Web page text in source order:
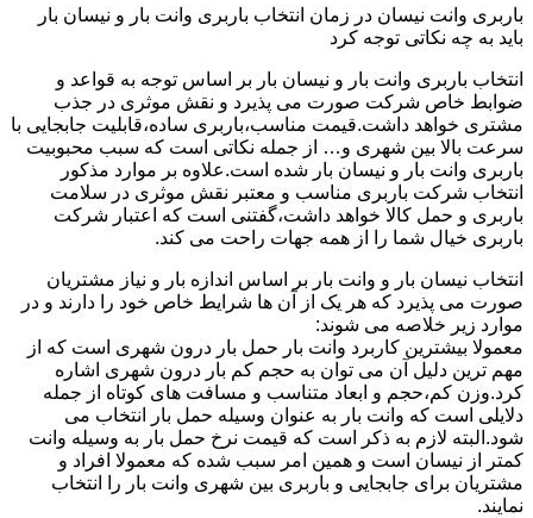
باربری وانت نیسان در زمان انتخاب باربری وانت بار و نیسان بار
باید به چه نکاتی توجه کرد
انتخاب باربری وانت بار و نیسان بار بر اساس توجه به قواعد و
ضوابط خاص شرکت صورت می پذیرد و نقش موثری در جذب
مشتری خواهد داشت.قیمت مناسب،باربری ساده،قابلیت جابجایی با
سرعت بالا بین شهری و… از جمله نکاتی است که سبب محبوبیت
باربری وانت بار و نیسان بار شده است.علاوه بر موارد مذکور
انتخاب شرکت باربری مناسب و معتبر نقش موثری در سلامت
باربری و حمل کالا خواهد داشت،گفتنی است که اعتبار شرکت
باربری خیال شما را از همه جهات راحت می کند.
انتخاب نیسان بار و وانت بار بر اساس اندازه بار و نیاز مشتریان
صورت می پذیرد که هر یک از آن ها شرایط خاص خود را دارند و در
موارد زیر خلاصه می شوند:
معمولا بیشترین کاربرد وانت بار حمل بار درون شهری است که از
مهم ترین دلیل آن می توان به حجم کم بار درون شهری اشاره
کرد.وزن کم،حجم و ابعاد متناسب و مسافت های کوتاه از جمله
دلایلی است که وانت بار به عنوان وسیله حمل بار انتخاب می
شود.البته لازم به ذکر است که قیمت نرخ حمل بار به وسیله وانت
کمتر از نیسان است و همین امر سبب شده که معمولا افراد و
مشتریان برای جابجایی و باربری بین شهری وانت بار را انتخاب
نمایند.